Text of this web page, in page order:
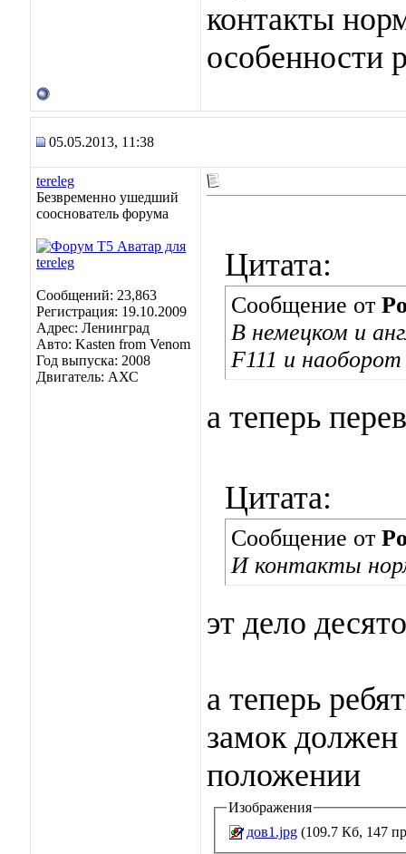
контакты
особенности
05.05.2013, 11:38
tereleg
Безвременно ушедший
сооснователь форума
Сообщений: 23,863
Регистрация: 19.10.2009
Адрес: Ленинград
Авто: Kasten from Venom
Год выпуска: 2008
Двигатель: АХС
Цитата:
Сообщение от
В немецком и
F111 и наоборот
а теперь
Цитата:
Сообщение от
И контакты
эт дело
а теперь
замок
положении
Изображения
дов1.jpg (109.7 Кб, 147